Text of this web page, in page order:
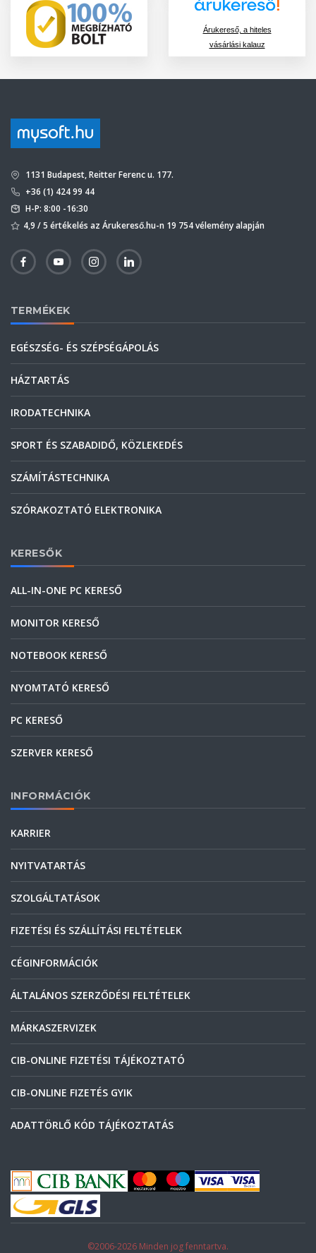
Árukereső, a hiteles
vásárlási kalauz
1131 Budapest, Reitter Ferenc u. 177.
+36 (1) 424 99 44
H-P: 8:00 -16:30
4,9 / 5 értékelés az Árukereső.hu-n 19 754 vélemény alapján
TERMÉKEK
EGÉSZSÉG- ÉS SZÉPSÉGÁPOLÁS
HÁZTARTÁS
IRODATECHNIKA
SPORT ÉS SZABADIDŐ, KÖZLEKEDÉS
SZÁMÍTÁSTECHNIKA
SZÓRAKOZTATÓ ELEKTRONIKA
KERESŐK
ALL-IN-ONE PC KERESŐ
MONITOR KERESŐ
NOTEBOOK KERESŐ
NYOMTATÓ KERESŐ
PC KERESŐ
SZERVER KERESŐ
INFORMÁCIÓK
KARRIER
NYITVATARTÁS
SZOLGÁLTATÁSOK
FIZETÉSI ÉS SZÁLLÍTÁSI FELTÉTELEK
CÉGINFORMÁCIÓK
ÁLTALÁNOS SZERZŐDÉSI FELTÉTELEK
MÁRKASZERVIZEK
CIB-ONLINE FIZETÉSI TÁJÉKOZTATÓ
CIB-ONLINE FIZETÉS GYIK
ADATTÖRLŐ KÓD TÁJÉKOZTATÁS
©2006-2026 Minden jog fenntartva.